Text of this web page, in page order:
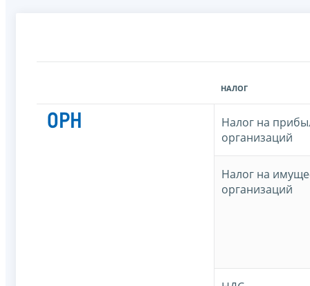
НАЛОГ
ОРН
Налог на
организаций
Налог на
организаций